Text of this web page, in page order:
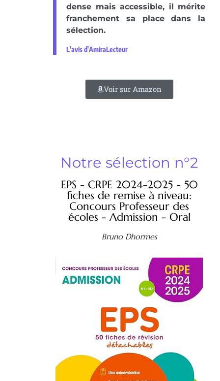
dense mais accessible, il mérite
franchement sa place dans la
sélection.
L'avis d'AmiraLecteur
Voir sur Amazon
Notre sélection n°2
EPS - CRPE 2024-2025 - 50
fiches de remise à niveau:
Concours Professeur des
écoles - Admission - Oral
Bruno Dhormes